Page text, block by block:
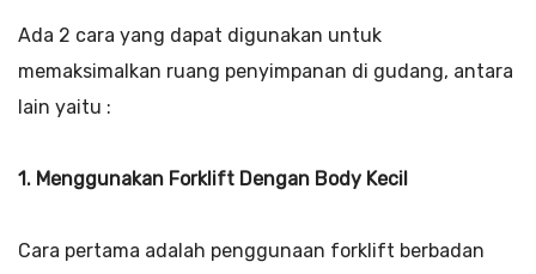
Ada 2 cara yang dapat digunakan untuk
memaksimalkan ruang penyimpanan di gudang, antara
lain yaitu :
1. Menggunakan Forklift Dengan Body Kecil
Cara pertama adalah penggunaan forklift berbadan